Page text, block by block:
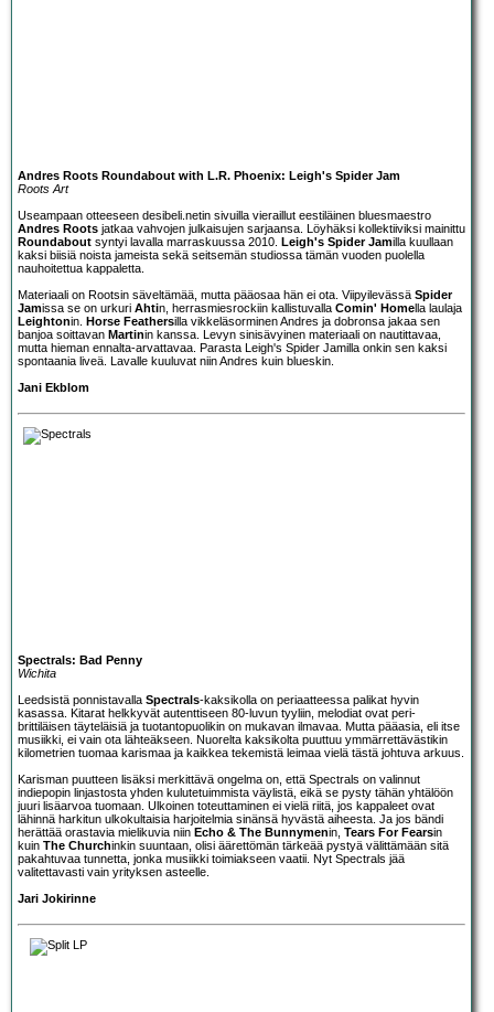
Andres Roots Roundabout with L.R. Phoenix: Leigh's Spider Jam
Roots Art
Useampaan otteeseen desibeli.netin sivuilla vieraillut eestiläinen bluesmaestro
Andres Roots jatkaa vahvojen julkaisujen sarjaansa. Löyhäksi kollektiiviksi mainittu
Roundabout syntyi lavalla marraskuussa 2010. Leigh's Spider Jamilla kuullaan
kaksi biisiä noista jameista sekä seitsemän studiossa tämän vuoden puolella
nauhoitettua kappaletta.
Materiaali on Rootsin säveltämää, mutta pääosaa hän ei ota. Viipyilevässä Spider
Jamissa se on urkuri Ahtin, herrasmiesrockiin kallistuvalla Comin' Homella laulaja
Leightonin. Horse Feathersilla vikkeläsorminen Andres ja dobronsa jakaa sen
banjoa soittavan Martinin kanssa. Levyn sinisävyinen materiaali on nautittavaa,
mutta hieman ennalta-arvattavaa. Parasta Leigh's Spider Jamilla onkin sen kaksi
spontaania liveä. Lavalle kuuluvat niin Andres kuin blueskin.
Jani Ekblom
Spectrals: Bad Penny
Wichita
Leedsistä ponnistavalla Spectrals-kaksikolla on periaatteessa palikat hyvin
kasassa. Kitarat helkkyvät autenttiseen 80-luvun tyyliin, melodiat ovat peri-
brittiläisen täyteläisiä ja tuotantopuolikin on mukavan ilmavaa. Mutta pääasia, eli itse
musiikki, ei vain ota lähteäkseen. Nuorelta kaksikolta puuttuu ymmärrettävästikin
kilometrien tuomaa karismaa ja kaikkea tekemistä leimaa vielä tästä johtuva arkuus.
Karisman puutteen lisäksi merkittävä ongelma on, että Spectrals on valinnut
indiepopin linjastosta yhden kulutetuimmista väylistä, eikä se pysty tähän yhtälöön
juuri lisäarvoa tuomaan. Ulkoinen toteuttaminen ei vielä riitä, jos kappaleet ovat
lähinnä harkitun ulkokultaisia harjoitelmia sinänsä hyvästä aiheesta. Ja jos bändi
herättää orastavia mielikuvia niin Echo & The Bunnymenin, Tears For Fearsin
kuin The Churchinkin suuntaan, olisi äärettömän tärkeää pystyä välittämään sitä
pakahtuvaa tunnetta, jonka musiikki toimiakseen vaatii. Nyt Spectrals jää
valitettavasti vain yrityksen asteelle.
Jari Jokirinne